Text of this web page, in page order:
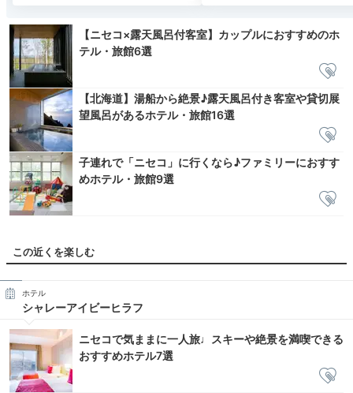
【ニセコ×露天風呂付客室】カップルにおすすめのホ
テル・旅館6選
【北海道】湯船から絶景♪露天風呂付き客室や貸切展
望風呂があるホテル・旅館16選
子連れで「ニセコ」に行くなら♪ファミリーにおすす
めホテル・旅館9選
この近くを楽しむ
ホテル
シャレーアイビーヒラフ
ニセコで気ままに一人旅♩スキーや絶景を満喫できる
おすすめホテル7選